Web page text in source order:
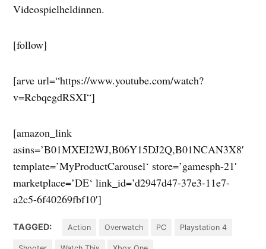
Videospielheldinnen.
[follow]
[arve url=“https://www.youtube.com/watch?
v=RcbqegdRSXI“]
[amazon_link
asins=’B01MXEI2WJ,B06Y15DJ2Q,B01NCAN3X8′
template=’MyProductCarousel‘ store=’gamesph-21′
marketplace=’DE‘ link_id=’d2947d47-37e3-11e7-
a2c5-6f40269fbf10′]
TAGGED: Action Overwatch PC Playstation 4